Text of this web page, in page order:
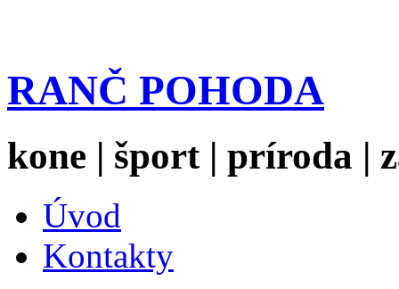
RANČ POHODA
kone | šport | príroda |
Úvod
Kontakty